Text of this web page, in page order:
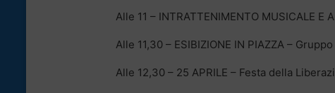
Alle 11 – INTRATTENIMENTO MUSICALE
Alle 11,30 – ESIBIZIONE IN PIAZZA –
Alle 12,30 – 25 APRILE – Festa della